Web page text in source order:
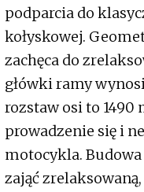
podparcia do
kołyskowej.
zachęca do
główki ramy
rozstaw osi to 1490
prowadzenie się i
motocykla.
zająć